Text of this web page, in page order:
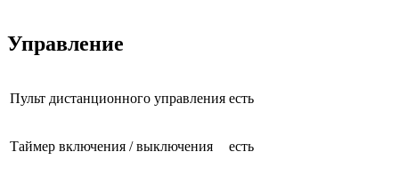
Управление
Пульт дистанционного управления есть
Таймер включения / выключения есть